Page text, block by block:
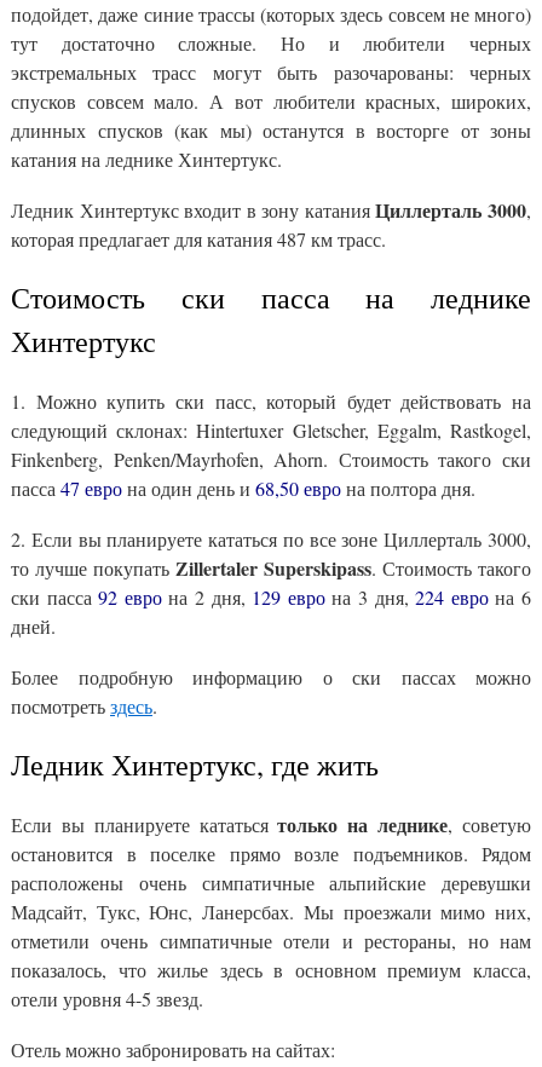
подойдет, даже синие трассы (которых здесь совсем не много)
тут достаточно сложные. Но и любители черных
экстремальных трасс могут быть разочарованы: черных
спусков совсем мало. А вот любители красных, широких,
длинных спусков (как мы) останутся в восторге от зоны
катания на леднике Хинтертукс.
Ледник Хинтертукс входит в зону катанияЦиллерталь 3000,
которая предлагает для катания 487 км трасс.
Стоимость ски пасса на леднике
Хинтертукс
1. Можно купить ски пасс, который будет действовать на
следующий склонах: Hintertuxer Gletscher, Eggalm, Rastkogel,
Finkenberg, Penken/Mayrhofen, Ahorn. Стоимость такого ски
пасса 47 еврона один день и 68,50 еврона полтора дня.
2. Если вы планируете кататься по все зоне Циллерталь 3000,
то лучше покупать Zillertaler Superskipass. Стоимость такого
ски пасса92 еврона 2 дня, 129 еврона 3 дня,224 еврона 6
дней.
Более подробную информацию о ски пассах можно
посмотретьздесь.
Ледник Хинтертукс, где жить
Если вы планируете кататьсятолько на леднике, советую
остановится в поселке прямо возле подъемников. Рядом
расположены очень симпатичные альпийские деревушки
Мадсайт, Тукс, Юнс, Ланерсбах. Мы проезжали мимо них,
отметили очень симпатичные отели и рестораны, но нам
показалось, что жилье здесь в основном премиум класса,
отели уровня 4-5 звезд.
Отель можно забронировать на сайтах: